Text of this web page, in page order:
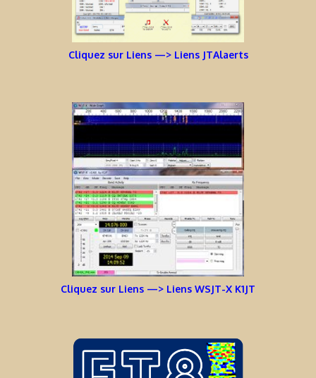
Cliquez sur Liens —> Liens JTAlaerts
Cliquez sur Liens —> Liens WSJT-X K1JT